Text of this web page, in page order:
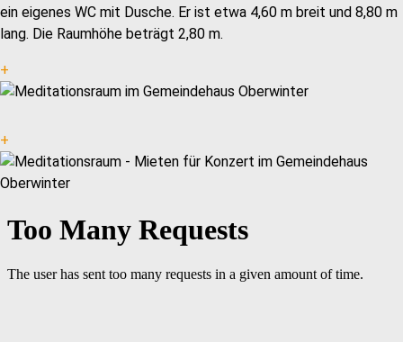
ein eigenes WC mit Dusche. Er ist etwa 4,60 m breit und 8,80 m
lang. Die Raumhöhe beträgt 2,80 m.
+
+